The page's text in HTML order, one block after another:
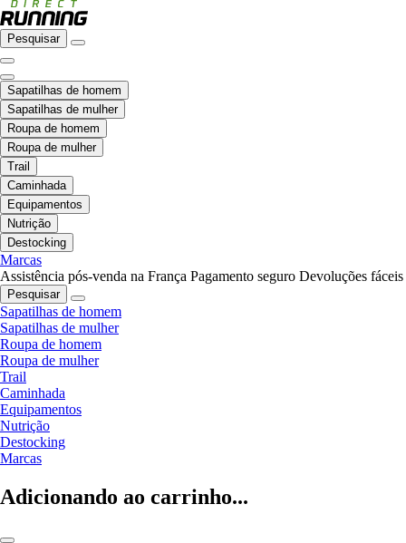
Pesquisar
Sapatilhas de homem
Sapatilhas de mulher
Roupa de homem
Roupa de mulher
Trail
Caminhada
Equipamentos
Nutrição
Destocking
Marcas
Assistência pós-venda na França Pagamento seguro Devoluções fáceis
Pesquisar
Sapatilhas de homem
Sapatilhas de mulher
Roupa de homem
Roupa de mulher
Trail
Caminhada
Equipamentos
Nutrição
Destocking
Marcas
Adicionando ao carrinho...